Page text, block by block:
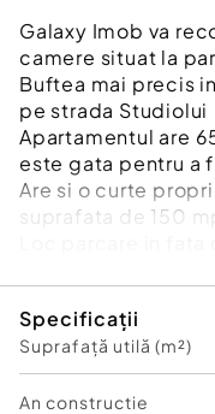
Galaxy Imob va
camere situat la
Buftea mai precis
pe strada Studiolui
Apartamentul are
este gata pentru a
Are si o curte
suprafata de 150
Loc parcare in
Clasa energetica: B
Consumul de
Indicele de emisii
Consum de
Specificații
Suprafață utilă (m²)
An constructie